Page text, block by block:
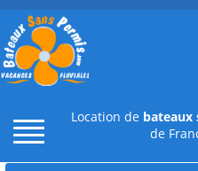
Location de bateaux
de